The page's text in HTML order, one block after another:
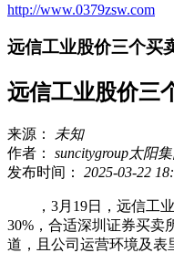
http://www.0379zsw.com
远信工业股价三个买
远信工业股价三
来源：
未知
作者： suncitygroup太阳
发布时间： 2025-03-22
，3月19日，远信工业
30%，合适深圳证券买卖
道，且公司运营环境及表